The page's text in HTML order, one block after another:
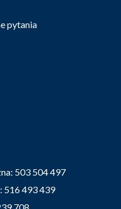
pytania
503 504 497
516 493 439